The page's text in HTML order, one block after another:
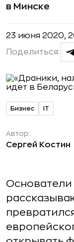
в Минске
23 июня 2020,
Поделиться:
Бизнес IT
Автор:
Сергей Костин
Основатели